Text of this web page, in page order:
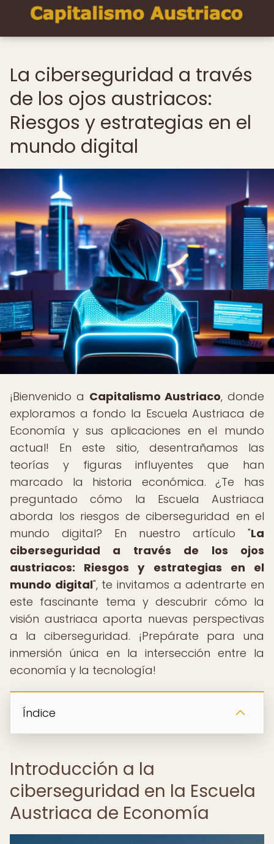
La ciberseguridad a través
de los ojos austriacos:
Riesgos y estrategias en el
mundo digital
¡Bienvenido a Capitalismo Austriaco, donde
exploramos a fondo la Escuela Austriaca de
Economía y sus aplicaciones en el mundo
actual! En este sitio, desentrañamos las
teorías y figuras influyentes que han
marcado la historia económica. ¿Te has
preguntado cómo la Escuela Austriaca
aborda los riesgos de ciberseguridad en el
mundo digital? En nuestro artículo "La
ciberseguridad a través de los ojos
austriacos: Riesgos y estrategias en el
mundo digital", te invitamos a adentrarte en
este fascinante tema y descubrir cómo la
visión austriaca aporta nuevas perspectivas
a la ciberseguridad. ¡Prepárate para una
inmersión única en la intersección entre la
economía y la tecnología!
Índice
Introducción a la
ciberseguridad en la Escuela
Austriaca de Economía